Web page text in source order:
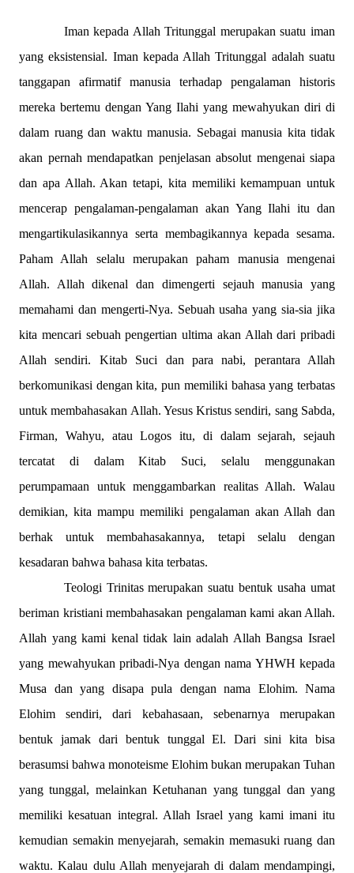
Iman kepada Allah Tritunggal merupakan suatu iman
yang eksistensial. Iman kepada Allah Tritunggal adalah suatu
tanggapan afirmatif manusia terhadap pengalaman historis
mereka bertemu dengan Yang Ilahi yang mewahyukan diri di
dalam ruang dan waktu manusia. Sebagai manusia kita tidak
akan pernah mendapatkan penjelasan absolut mengenai siapa
dan apa Allah. Akan tetapi, kita memiliki kemampuan untuk
mencerap pengalaman-pengalaman akan Yang Ilahi itu dan
mengartikulasikannya serta membagikannya kepada sesama.
Paham Allah selalu merupakan paham manusia mengenai
Allah. Allah dikenal dan dimengerti sejauh manusia yang
memahami dan mengerti-Nya. Sebuah usaha yang sia-sia jika
kita mencari sebuah pengertian ultima akan Allah dari pribadi
Allah sendiri. Kitab Suci dan para nabi, perantara Allah
berkomunikasi dengan kita, pun memiliki bahasa yang terbatas
untuk membahasakan Allah. Yesus Kristus sendiri, sang Sabda,
Firman, Wahyu, atau Logos itu, di dalam sejarah, sejauh
tercatat di dalam Kitab Suci, selalu menggunakan
perumpamaan untuk menggambarkan realitas Allah. Walau
demikian, kita mampu memiliki pengalaman akan Allah dan
berhak untuk membahasakannya, tetapi selalu dengan
kesadaran bahwa bahasa kita terbatas.
Teologi Trinitas merupakan suatu bentuk usaha umat
beriman kristiani membahasakan pengalaman kami akan Allah.
Allah yang kami kenal tidak lain adalah Allah Bangsa Israel
yang mewahyukan pribadi-Nya dengan nama YHWH kepada
Musa dan yang disapa pula dengan nama Elohim. Nama
Elohim sendiri, dari kebahasaan, sebenarnya merupakan
bentuk jamak dari bentuk tunggal El. Dari sini kita bisa
berasumsi bahwa monoteisme Elohim bukan merupakan Tuhan
yang tunggal, melainkan Ketuhanan yang tunggal dan yang
memiliki kesatuan integral. Allah Israel yang kami imani itu
kemudian semakin menyejarah, semakin memasuki ruang dan
waktu. Kalau dulu Allah menyejarah di dalam mendampingi,